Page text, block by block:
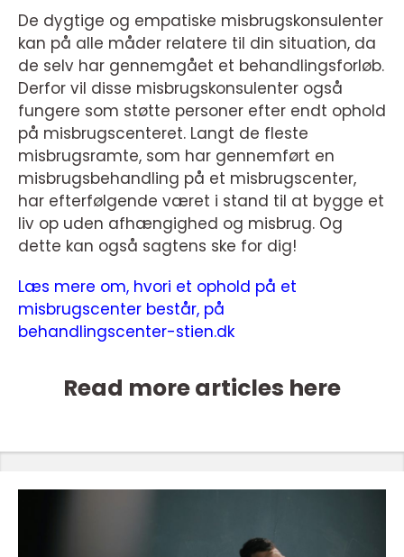
De dygtige og empatiske misbrugskonsulenter
kan på alle måder relatere til din situation, da
de selv har gennemgået et behandlingsforløb.
Derfor vil disse misbrugskonsulenter også
fungere som støtte personer efter endt ophold
på misbrugscenteret. Langt de fleste
misbrugsramte, som har gennemført en
misbrugsbehandling på et misbrugscenter,
har efterfølgende været i stand til at bygge et
liv op uden afhængighed og misbrug. Og
dette kan også sagtens ske for dig!
Læs mere om, hvori et ophold på et
misbrugscenter består, på
behandlingscenter-stien.dk
Read more articles here